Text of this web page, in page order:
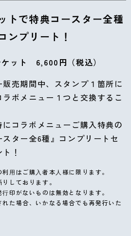
トで特典コースター全種
ンプリート！
ケット 6,600円（税込）
売期間中、スタンプ１箇所に
ボメニュー１つと交換するこ
コラボメニューご購入特典の
スター全6種』コンプリートセ
！
⽤はご購⼊者本⼈様に限ります。
しております。
印がないものは無効となります。
た場合、いかなる場合でも再発行いた